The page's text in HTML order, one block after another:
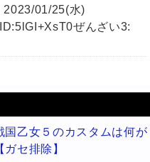
2023/01/25(水)
ぜんざい3:
国乙女５のカスタムは何が
セ排除】